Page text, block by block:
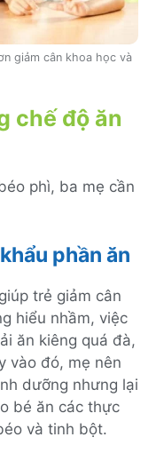
giảm cân khoa học và
chế độ ăn
phì, ba mẹ cần
phần ăn
trẻ giảm cân
hiểu nhầm, việc
ăn kiêng quá đà,
vào đó, mẹ nên
dưỡng nhưng lại
bé ăn các thực
và tinh bột.